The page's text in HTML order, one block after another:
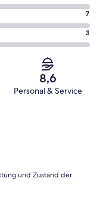
7
3
8,6
Personal & Service
und Zustand der